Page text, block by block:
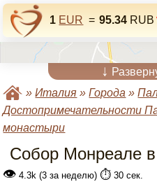
1 EUR = 95.34 RUB
↓
»Италия »Города »
Достопримечательности
монастыри
Собор Монреале
👁 4.3k (3 за неделю) ⏱️ 30 сек.